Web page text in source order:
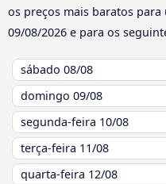
os preços mais baratos
09/08/2026 e para os
sábado 08/08
domingo 09/08
segunda-feira 10/08
terça-feira 11/08
quarta-feira 12/08